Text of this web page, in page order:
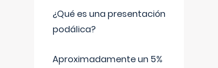
¿Qué es una presentación
podálica?
Aproximadamente un 5%